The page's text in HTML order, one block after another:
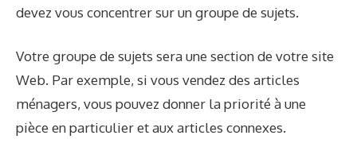
devez vous concentrer sur un groupe de sujets.
Votre groupe de sujets sera une section de votre site
Web. Par exemple, si vous vendez des articles
ménagers, vous pouvez donner la priorité à une
pièce en particulier et aux articles connexes.